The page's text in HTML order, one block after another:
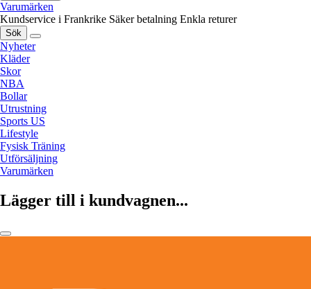
Varumärken
Kundservice i Frankrike Säker betalning Enkla returer
Sök
Nyheter
Kläder
Skor
NBA
Bollar
Utrustning
Sports US
Lifestyle
Fysisk Träning
Utförsäljning
Varumärken
Lägger till i kundvagnen...